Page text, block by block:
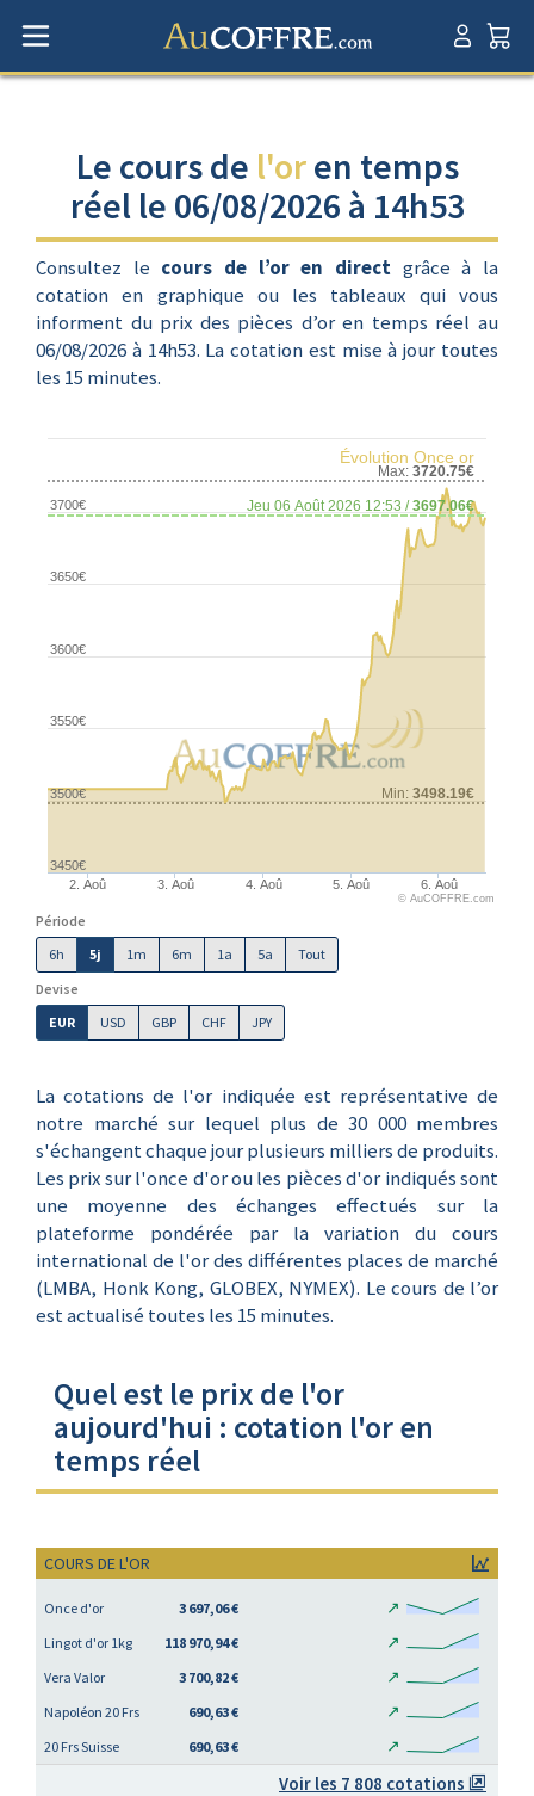
Le cours de l'oren temps
réel le 06/08/2026 à 14h53
Consultez le cours de l’or en direct grâce à la
cotation en graphique ou les tableaux qui vous
informent du prix des pièces d’or en temps réel au
06/08/2026 à 14h53. La cotation est mise à jour toutes
les 15 minutes.
Min: 3498.19€
Max: 3720.75€
Évolution Once or
Jeu 06 Août 2026 12:53 /3697.06€
2. Aoû 3. Aoû 4. Aoû 5. Aoû 6. Aoû
3450€
3500€
3550€
3600€
3650€
3700€
© AuCOFFRE.com
Période
6h
5j 1m 6m 1a 5a
Tout
Devise
EUR
USD GBP CHF JPY
La cotations de l'or indiquée est représentative de
notre marché sur lequel plus de 30 000 membres
s'échangent chaque jour plusieurs milliers de produits.
Les prix sur l'once d'or ou les pièces d'or indiqués sont
une moyenne des échanges effectués sur la
plateforme pondérée par la variation du cours
international de l'or des différentes places de marché
(LMBA, Honk Kong, GLOBEX, NYMEX). Le cours de l’or
est actualisé toutes les 15 minutes.
Quel est le prix de l'or
aujourd'hui : cotation l'or en
temps réel
COURS DE L'OR
Once d'or 3 697,06 € ↗
Lingot d'or 1kg 118 970,94 € ↗
Vera Valor 3 700,82 € ↗
Napoléon 20 Frs 690,63 € ↗
20 Frs Suisse 690,63 € ↗
Voir les 7 808 cotations